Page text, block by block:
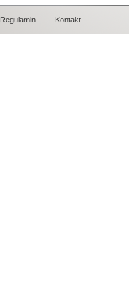
Regulamin Kontakt